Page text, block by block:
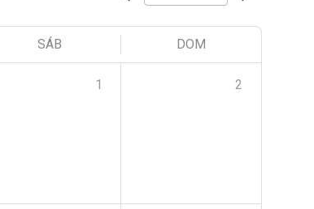
SÁB DOM
1 2